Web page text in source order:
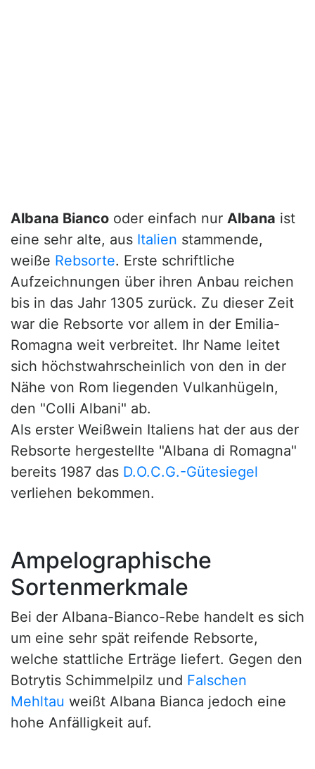
Albana Bianco oder einfach nur Albana ist
eine sehr alte, aus Italien stammende,
weiße Rebsorte. Erste schriftliche
Aufzeichnungen über ihren Anbau reichen
bis in das Jahr 1305 zurück. Zu dieser Zeit
war die Rebsorte vor allem in der Emilia-
Romagna weit verbreitet. Ihr Name leitet
sich höchstwahrscheinlich von den in der
Nähe von Rom liegenden Vulkanhügeln,
den "Colli Albani" ab.
Als erster Weißwein Italiens hat der aus der
Rebsorte hergestellte "Albana di Romagna"
bereits 1987 das D.O.C.G.-Gütesiegel
verliehen bekommen.
Ampelographische
Sortenmerkmale
Bei der Albana-Bianco-Rebe handelt es sich
um eine sehr spät reifende Rebsorte,
welche stattliche Erträge liefert. Gegen den
Botrytis Schimmelpilz und Falschen
Mehltau weißt Albana Bianca jedoch eine
hohe Anfälligkeit auf.